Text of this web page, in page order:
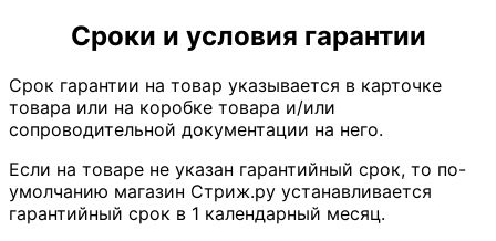
Сроки и условия гарантии
Срок гарантии на товар указывается в карточке
товара или на коробке товара и/или
сопроводительной документации на него.
Если на товаре не указан гарантийный срок, то по-
умолчанию магазин Стриж.ру устанавливается
гарантийный срок в 1 календарный месяц.